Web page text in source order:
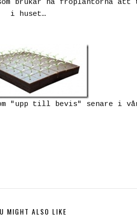
brukar ha fröplantorna
i huset…
"upp till bevis" senare i
MIGHT ALSO LIKE